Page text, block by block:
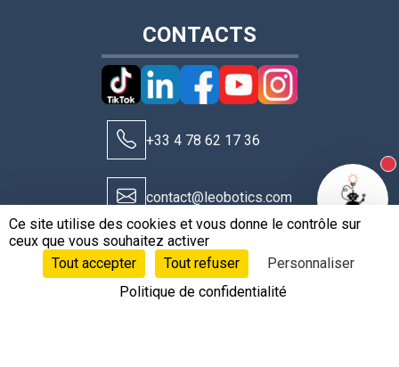
CONTACTS
+33 4 78 62 17 36
contact@leobotics.com
Ce site utilise des cookies et vous donne le contrôle sur
ceux que vous souhaitez activer
Tout accepter
Tout refuser
Personnaliser
Politique de confidentialité